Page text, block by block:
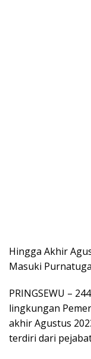
Hingga Akhir
Masuki
PRINGSEWU –
lingkungan
akhir Agustus
terdiri dari